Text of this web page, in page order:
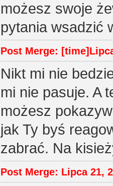
możesz swoje
pytania wsadzić
Post Merge:
Nikt mi nie
mi nie pasuje. A
możesz
jak Ty byś
zabrać. Na
Post Merge: Lipca 21,